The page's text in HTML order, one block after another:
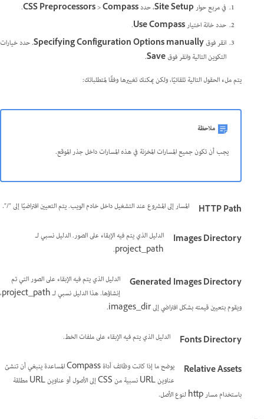
في مربع حوارSite Setup، حدد CSS Preprocessors>Compass
.
حدد خانة اختيارUse Compass
.
انقر فوقSpecifying Configuration Options manually. حدد خيارات
التكوين التالية وانقر فوقSave
.
يتم ملء الحقول التالية تلقائيًا، ولكن يمكنك تغييرها وفقًا لمتطلباتك:
ملاحظة
يجب أن تكون جميع المسارات المخزنة في هذه المسارات داخل جذر الموقع.
HTTP Path المسار إلى المشروع عند التشغيل داخل خادم الويب. يتم التعيين افتراضيًا إلى "/".
Images Directory
الدليل الذي يتم فيه الإبقاء على الصور. الدليل نسبي لـ
project_path.
Generated Images Directory
الدليل الذي يتم فيه الإبقاء على الصور التي تم
إنشاؤها. هذا الدليل نسبي لـ project_path،
ويقوم بتعيين قيمته بشكل افتراضي إلى images_dir.
Fonts Directory الدليل الذي يتم فيه الإبقاء على ملفات الخط.
Relative Assets
يوضح ما إذا كانت وظائف أداة Compass المساعدة ينبغي أن تنشئ
عناوين URL نسبية من CSS إلى الأصول أو عناوين URL مطلقة
باستخدام مسار http لنوع الأصل.